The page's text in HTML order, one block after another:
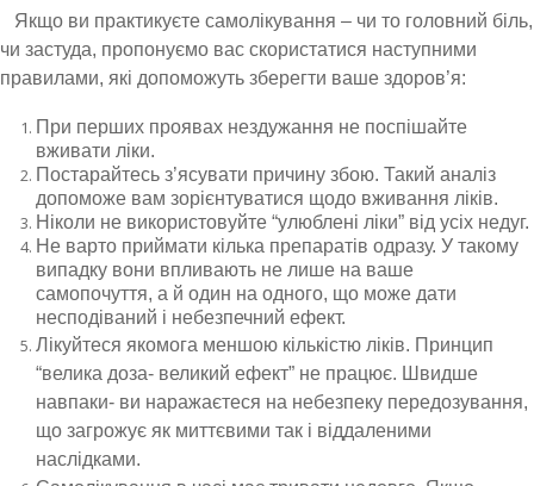
Якщо ви практикуєте самолікування – чи то головний біль,
чи застуда, пропонуємо вас скористатися наступними
правилами, які допоможуть зберегти ваше здоров’я:
При перших проявах нездужання не поспішайте
вживати ліки.
Постарайтесь з’ясувати причину збою. Такий аналіз
допоможе вам зорієнтуватися щодо вживання ліків.
Ніколи не використовуйте “улюблені ліки” від усіх недуг.
Не варто приймати кілька препаратів одразу. У такому
випадку вони впливають не лише на ваше
самопочуття, а й один на одного, що може дати
несподіваний і небезпечний ефект.
Лікуйтеся якомога меншою кількістю ліків. Принцип
“велика доза- великий ефект” не працює. Швидше
навпаки- ви наражаєтеся на небезпеку передозування,
що загрожує як миттєвими так і віддаленими
наслідками.